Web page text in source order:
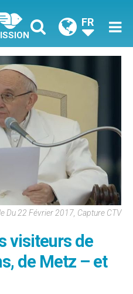
FR
Du 22 Février 2017, Capture CTV
visiteurs de
de Metz – et